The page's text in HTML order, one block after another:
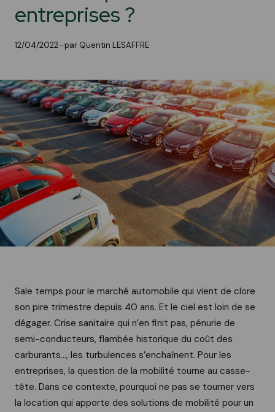
entreprises ?
12/04/2022 par Quentin LESAFFRE
Sale temps pour le marché automobile qui vient de clore
son pire trimestre depuis 40 ans. Et le ciel est loin de se
dégager. Crise sanitaire qui n’en finit pas, pénurie de
semi-conducteurs, flambée historique du coût des
carburants..., les turbulences s’enchaînent. Pour les
entreprises, la question de la mobilité tourne au casse-
tête. Dans ce contexte, pourquoi ne pas se tourner vers
la location qui apporte des solutions de mobilité pour un